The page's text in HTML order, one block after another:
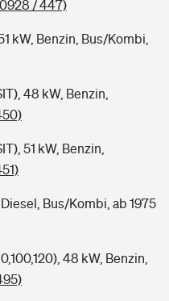
/ 447)
kW, Benzin, Bus/Kombi,
48 kW, Benzin,
51 kW, Benzin,
Bus/Kombi, ab 1975
48 kW, Benzin,